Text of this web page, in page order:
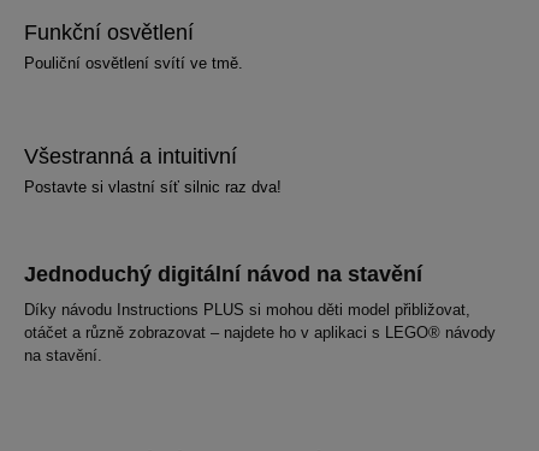
Funkční osvětlení
Pouliční osvětlení svítí ve tmě.
Všestranná a intuitivní
Postavte si vlastní síť silnic raz dva!
Jednoduchý digitální návod na stavění
Díky návodu Instructions PLUS si mohou děti model přibližovat,
otáčet a různě zobrazovat – najdete ho v aplikaci s LEGO® návody
na stavění.